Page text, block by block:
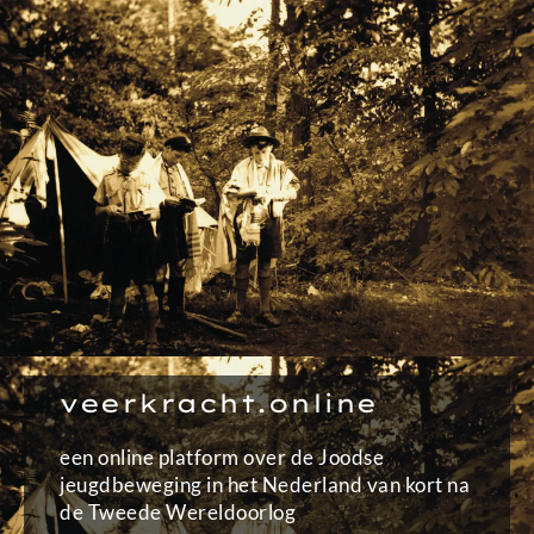
Ga
naar
de
inhoud
veerkracht.online
een online platform over de Joodse
jeugdbeweging in het Nederland van kort na
de Tweede Wereldoorlog